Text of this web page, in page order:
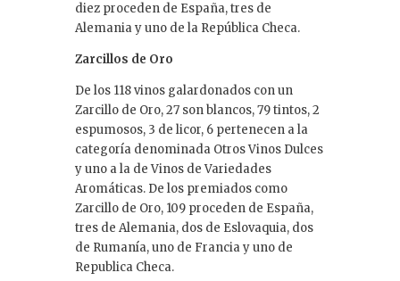
diez proceden de España, tres de
Alemania y uno de la República Checa.
Zarcillos de Oro
De los 118 vinos galardonados con un
Zarcillo de Oro, 27 son blancos, 79 tintos, 2
espumosos, 3 de licor, 6 pertenecen a la
categoría denominada Otros Vinos Dulces
y uno a la de Vinos de Variedades
Aromáticas. De los premiados como
Zarcillo de Oro, 109 proceden de España,
tres de Alemania, dos de Eslovaquia, dos
de Rumanía, uno de Francia y uno de
Republica Checa.